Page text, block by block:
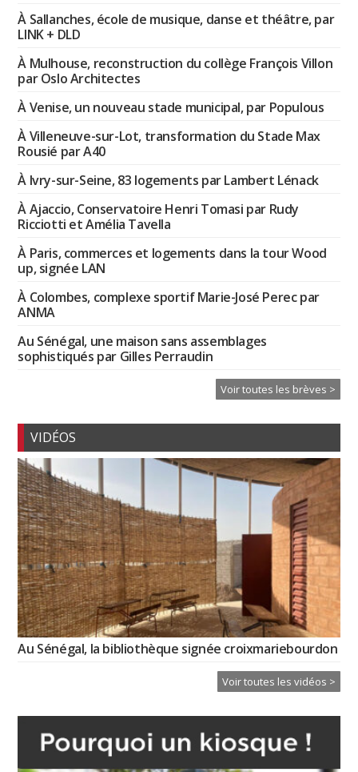
À Sallanches, école de musique, danse et théâtre, par
LINK + DLD
À Mulhouse, reconstruction du collège François Villon
par Oslo Architectes
À Venise, un nouveau stade municipal, par Populous
À Villeneuve-sur-Lot, transformation du Stade Max
Rousié par A40
À Ivry-sur-Seine, 83 logements par Lambert Lénack
À Ajaccio, Conservatoire Henri Tomasi par Rudy
Ricciotti et Amélia Tavella
À Paris, commerces et logements dans la tour Wood
up, signée LAN
À Colombes, complexe sportif Marie-José Perec par
ANMA
Au Sénégal, une maison sans assemblages
sophistiqués par Gilles Perraudin
Voir toutes les brèves >
VIDÉOS
Au Sénégal, la bibliothèque signée croixmariebourdon
Voir toutes les vidéos >